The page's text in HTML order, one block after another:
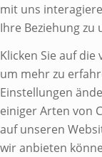
mit uns
Ihre Beziehung zu
Klicken Sie auf
um mehr zu
Einstellungen
einiger Arten von
auf unseren
wir anbieten